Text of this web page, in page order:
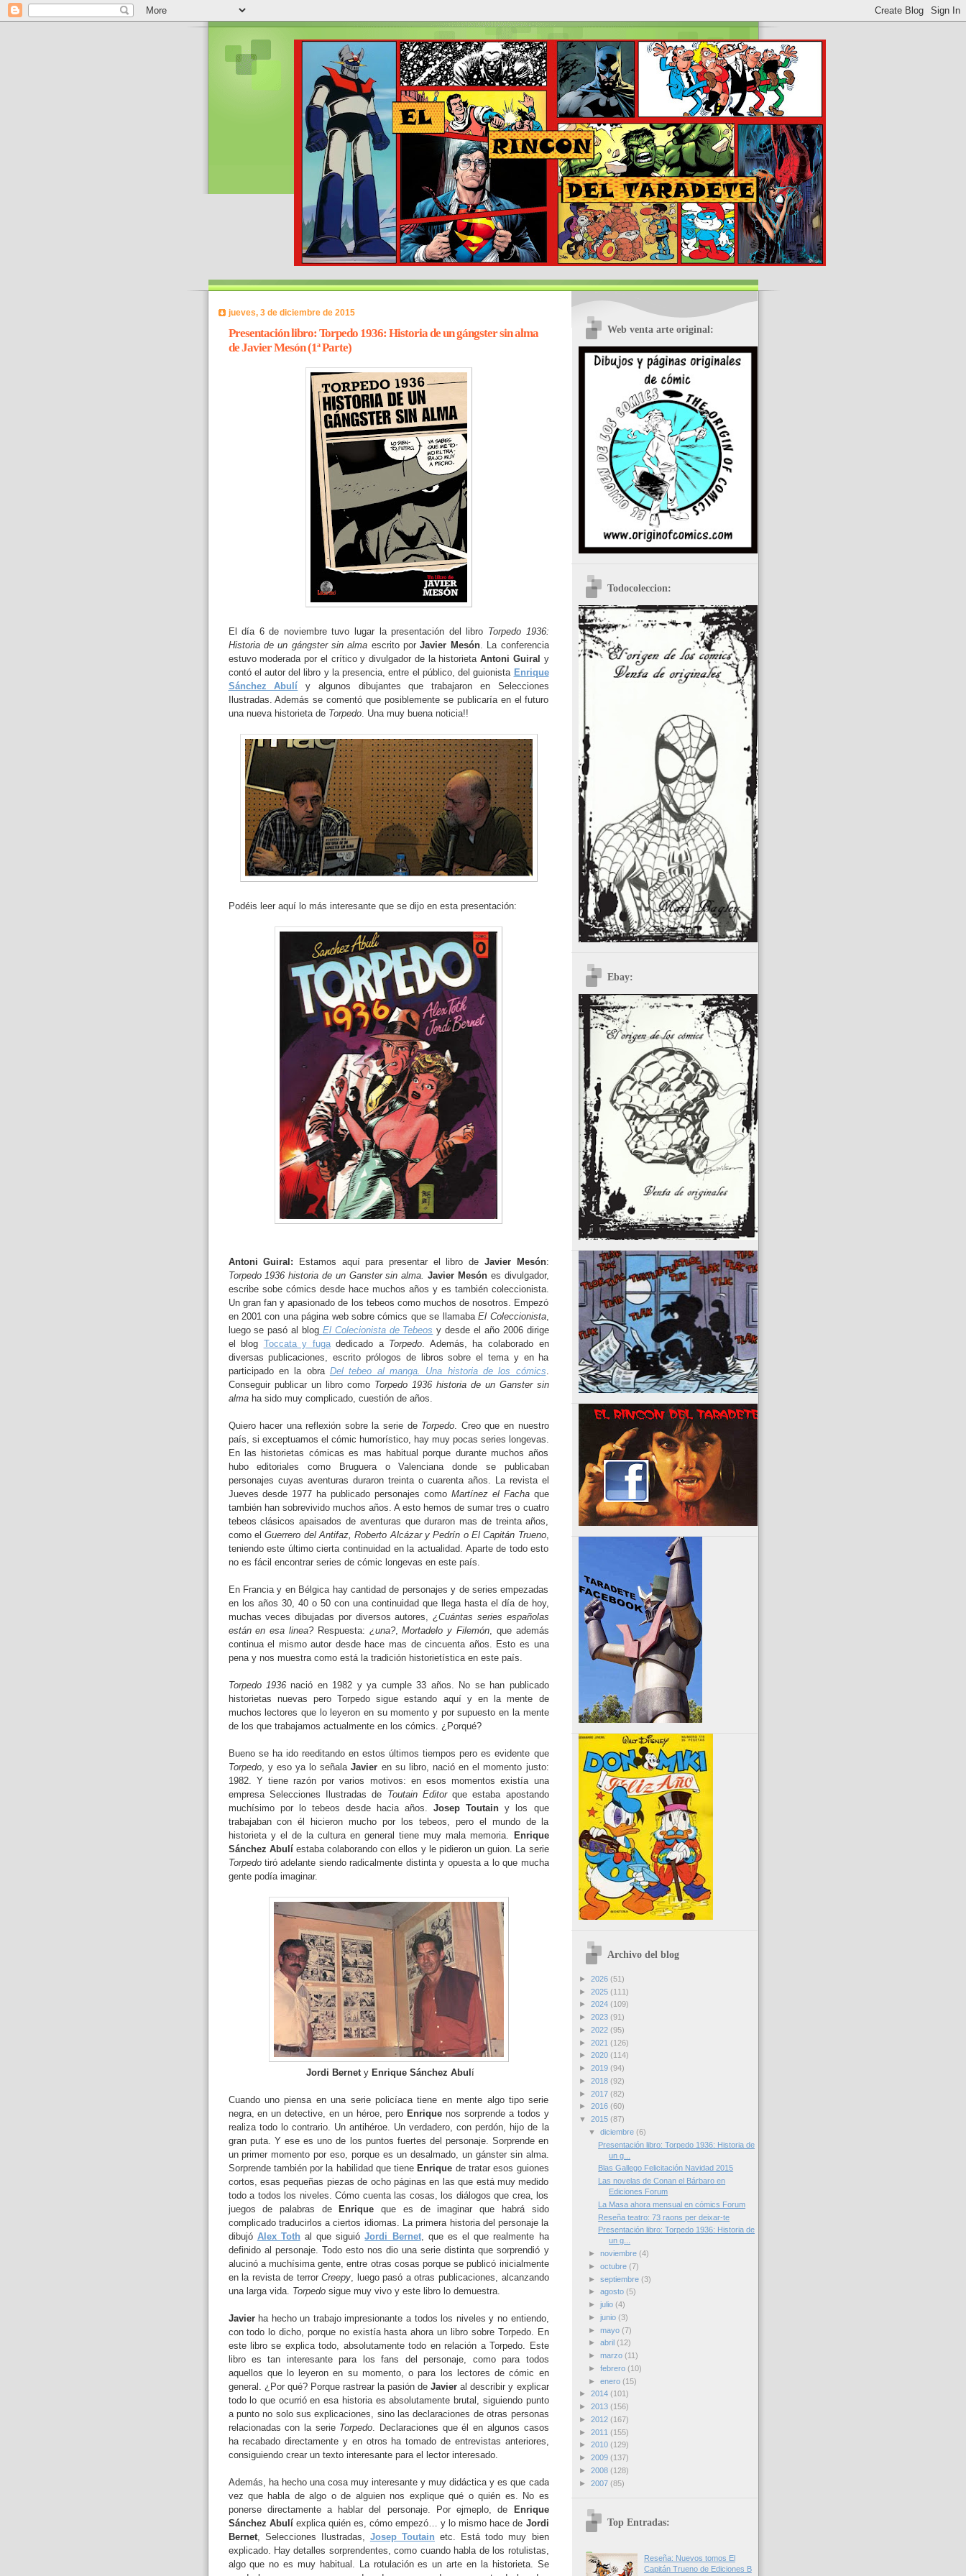
jueves, 3 de diciembre de 2015
Presentación libro: Torpedo 1936: Historia de un gángster sin alma
de Javier Mesón (1ª Parte)
El día 6 de noviembre tuvo lugar la presentación del libro Torpedo 1936:
Historia de un gángster sin alma escrito porJavier Mesón. La conferencia
estuvo moderada por el crítico y divulgador de la historieta Antoni Guiral y
contó el autor del libro y la presencia, entre el público, del guionista Enrique
Sánchez Abulí y algunos dibujantes que trabajaron en Selecciones
Ilustradas. Además se comentó que posiblemente se publicaría en el futuro
una nueva historieta de Torpedo. Una muy buena noticia!!
Podéis leer aquí lo más interesante que se dijo en esta presentación:
Antoni Guiral: Estamos aquí para presentar el libro de Javier Mesón:
Torpedo 1936 historia de un Ganster sin alma.
Javier Mesónes divulgador,
escribe sobe cómics desde hace muchos años y es también coleccionista.
Un gran fan y apasionado de los tebeos como muchos de nosotros. Empezó
en 2001 con una página web sobre cómics que se llamabaEl Coleccionista,
luego se pasó al blog El Colecionista de Tebeos y desde el año 2006 dirige
el blog Toccata y fugadedicado a Torpedo . Además, ha colaborado en
diversas publicaciones, escrito prólogos de libros sobre el tema y en ha
participado en la obra Del tebeo al manga. Una historia de los cómics
Conseguir publicar un libro como Torpedo 1936 historia de un Ganster sin
almaha sido muy complicado, cuestión de años.
Quiero hacer una reflexión sobre la serie de Torpedo . Creo que en nuestro
país, si exceptuamos el cómic humorístico, hay muy pocas series longevas.
En las historietas cómicas es mas habitual porque durante muchos años
hubo editoriales como Bruguera o Valenciana donde se publicaban
personajes cuyas aventuras duraron treinta o cuarenta años. La revista el
Jueves desde 1977 ha publicado personajes comoMartínez el Fachaque
también han sobrevivido muchos años. A esto hemos de sumar tres o cuatro
tebeos clásicos apaisados de aventuras que duraron mas de treinta años,
como elGuerrero del Antifaz, Roberto Alcázar y Pedrín o El Capitán Trueno,
teniendo este último cierta continuidad en la actualidad. Aparte de todo esto
no es fácil encontrar series de cómic longevas en este país.
En Francia y en Bélgica hay cantidad de personajes y de series empezadas
en los años 30, 40 o 50 con una continuidad que llega hasta el día de hoy,
muchas veces dibujadas por diversos autores, ¿Cuántas series españolas
están en esa linea?Respuesta: ¿una?,Mortadelo y Filemón, que además
continua el mismo autor desde hace mas de cincuenta años. Esto es una
pena y nos muestra como está la tradición historietística en este país.
Torpedo 1936nació en 1982 y ya cumple 33 años. No se han publicado
historietas nuevas pero Torpedo sigue estando aquí y en la mente de
muchos lectores que lo leyeron en su momento y por supuesto en la mente
de los que trabajamos actualmente en los cómics. ¿Porqué?
Bueno se ha ido reeditando en estos últimos tiempos pero es evidente que
Torpedo, y eso ya lo señalaJavier en su libro, nació en el momento justo:
1982. Y tiene razón por varios motivos: en esos momentos existía una
empresa Selecciones Ilustradas de Toutain Editorque estaba apostando
muchísimo por lo tebeos desde hacia años.Josep Toutainy los que
trabajaban con él hicieron mucho por los tebeos, pero el mundo de la
historieta y el de la cultura en general tiene muy mala memoria. Enrique
Sánchez Abulí estaba colaborando con ellos y le pidieron un guion. La serie
Torpedotiró adelante siendo radicalmente distinta y opuesta a lo que mucha
gente podía imaginar.
Jordi Bernet y Enrique Sánchez Abulí
Cuando uno piensa en una serie policíaca tiene en mente algo tipo serie
negra, en un detective, en un héroe, pero Enrique nos sorprende a todos y
realiza todo lo contrario. Un antihéroe. Un verdadero, con perdón, hijo de la
gran puta. Y ese es uno de los puntos fuertes del personaje. Sorprende en
un primer momento por eso, porque es un desalmado, un gánster sin alma.
Sorprende también por la habilidad que tieneEnrique de tratar esos guiones
cortos, esas pequeñas piezas de ocho páginas en las que está muy medido
todo a todos los niveles. Cómo cuenta las cosas, los diálogos que crea, los
juegos de palabras deEnrique que es de imaginar que habrá sido
complicado traducirlos a ciertos idiomas. La primera historia del personaje la
dibujó Alex Toth al que siguióJordi Bernet, que es el que realmente ha
definido al personaje. Todo esto nos dio una serie distinta que sorprendió y
alucinó a muchísima gente, entre otras cosas porque se publicó inicialmente
en la revista de terrorCreepy , luego pasó a otras publicaciones, alcanzando
una larga vida. Torpedo sigue muy vivo y este libro lo demuestra.
Javierha hecho un trabajo impresionante a todos los niveles y no entiendo,
con todo lo dicho, porque no existía hasta ahora un libro sobre Torpedo. En
este libro se explica todo, absolutamente todo en relación a Torpedo. Este
libro es tan interesante para los fans del personaje, como para todos
aquellos que lo leyeron en su momento, o para los lectores de cómic en
general. ¿Por qué? Porque rastrear la pasión de Javieral describir y explicar
todo lo que ocurrió en esa historia es absolutamente brutal, siguiendo punto
a punto no solo sus explicaciones, sino las declaraciones de otras personas
relacionadas con la serie Torpedo . Declaraciones que él en algunos casos
ha recabado directamente y en otros ha tomado de entrevistas anteriores,
consiguiendo crear un texto interesante para el lector interesado.
Además, ha hecho una cosa muy interesante y muy didáctica y es que cada
vez que habla de algo o de alguien nos explique qué o quién es. No es
ponerse directamente a hablar del personaje. Por ejmeplo, de Enrique
Sánchez Abulíexplica quién es, cómo empezó… y lo mismo hace de Jordi
Bernet, Selecciones Ilustradas, Josep Toutain etc. Está todo muy bien
explicado. Hay detalles sorprendentes, como cuando habla de los rotulistas,
algo que no es muy habitual. La rotulación es un arte en la historieta. Se
Web venta arte original:
Todocoleccion:
Ebay:
Archivo del blog
► 2026 (51)
► 2025 (111)
► 2024 (109)
► 2023 (91)
► 2022 (95)
► 2021 (126)
► 2020 (114)
► 2019 (94)
► 2018 (92)
► 2017 (82)
► 2016 (60)
▼ 2015 (87)
▼ diciembre (6)
Presentación libro: Torpedo 1936: Historia de
un g...
Blas Gallego Felicitación Navidad 2015
Las novelas de Conan el Bárbaro en
Ediciones Forum
La Masa ahora mensual en cómics Forum
Reseña teatro: 73 raons per deixar-te
Presentación libro: Torpedo 1936: Historia de
un g...
► noviembre (4)
► octubre (7)
► septiembre (3)
► agosto (5)
► julio (4)
► junio (3)
► mayo (7)
► abril (12)
► marzo (11)
► febrero (10)
► enero (15)
► 2014 (101)
► 2013 (156)
► 2012 (167)
► 2011 (155)
► 2010 (129)
► 2009 (137)
► 2008 (128)
► 2007 (85)
Top Entradas:
Reseña: Nuevos tomos El
Capitán Trueno de Ediciones B